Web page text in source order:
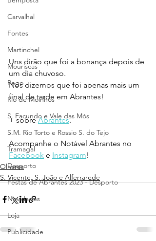
Carvalhal
Fontes
Martinchel
Mouriscas
Pego
Rio de Moinhos
S. Facundo e Vale das Mós
S.M. Rio Torto e Rossio S. do Tejo
Tramagal
Desporto
Festas de Abrantes 2023 - Desporto
Novidades
Loja
Publicidade
Uns dirão que foi a bonança depois de
um dia chuvoso.
Nós dizemos que foi apenas mais um
final de tarde em Abrantes!
+ sobre Abrantes.
Acompanhe o Notável Abrantes no
Facebook e Instagram!
Olhares
S. Vicente, S. João e Alferrarede